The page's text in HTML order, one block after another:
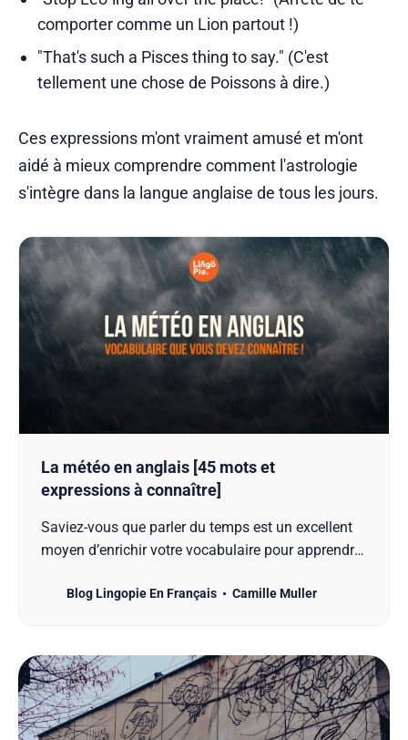
comporter comme un Lion partout !)
"That's such a Pisces thing to say." (C'est
tellement une chose de Poissons à dire.)
Ces expressions m'ont vraiment amusé et m'ont
aidé à mieux comprendre comment l'astrologie
s'intègre dans la langue anglaise de tous les jours.
La météo en anglais [45 mots et
expressions à connaître]
Saviez-vous que parler du temps est un excellent
moyen d’enrichir votre vocabulaire pour apprendre
découvrez un large éventail d’expressions pour
et d…
Blog Lingopie En Français Camille Muller